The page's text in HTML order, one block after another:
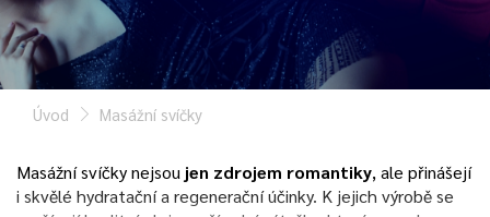
Úvod Masážní svíčky
Masážní svíčky nejsou jen zdrojem romantiky, ale přinášejí
i skvělé hydratační a regenerační účinky. K jejich výrobě se